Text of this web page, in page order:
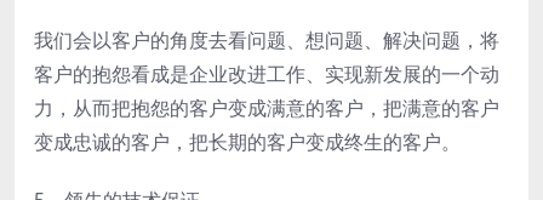
我们会以客户的角度去看问题、想问题、解决问题，将
客户的抱怨看成是企业改进工作、实现新发展的一个动
力，从而把抱怨的客户变成满意的客户，把满意的客户
变成忠诚的客户，把长期的客户变成终生的客户。